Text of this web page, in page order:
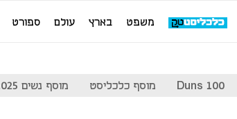
משפט בארץ עולם ספורט
Duns 100 מוסף כלכליסט מוסף נשים 2025